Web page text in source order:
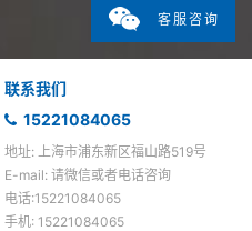
客服咨询
联系我们
15221084065
地址: 上海市浦东新区福山路519号
E-mail: 请微信或者电话咨询
电话:15221084065
手机: 15221084065